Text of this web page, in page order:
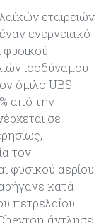
εταιρειών
ενεργειακό
ισοδύναμου
όμιλο UBS.
από την
σε
τον
φυσικού αερίου
κατά
πετρελαίου